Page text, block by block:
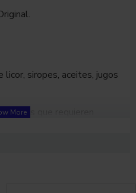
licor, siropes, aceites, jugos
que requieren
usado para jugos de